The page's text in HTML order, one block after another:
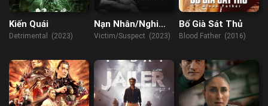
Kiến Quái
Detrimental (2023)
Nạn Nhân/Nghi
Phạm
Victim/Suspect (2023)
Bố Già Sát Thủ
Blood Father (2016)